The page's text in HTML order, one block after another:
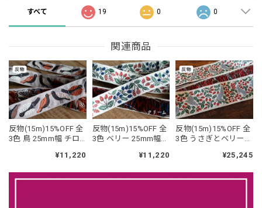
すべて 19 0 0
関連商品
反物(15m)15%OFF 全
3色 鳥 25mm幅 チロ
¥11,220
反物(15m)15%OFF 全
3色 ベリー 25mm幅
¥11,220
反物(15m)15%OFF 全
3色 うさぎとベリー
¥25,245